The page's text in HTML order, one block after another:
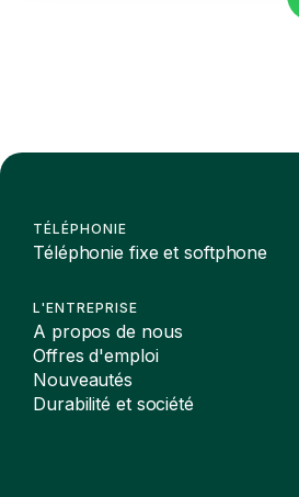
TÉLÉPHONIE
Téléphonie fixe et softphone
L'ENTREPRISE
A propos de nous
Offres d'emploi
Nouveautés
Durabilité et société